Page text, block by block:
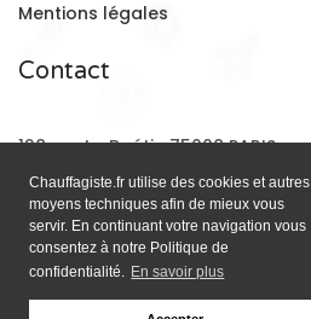
Chauffagiste.fr utilise des cookies et autres
moyens techniques afin de mieux vous
servir. En continuant votre navigation vous
consentez à notre Politique de
confidentialité. En savoir plus
Mentions légales
Contact
128 rue La Boétie 75008 PARIS
Email: contact@chauffagiste.fr